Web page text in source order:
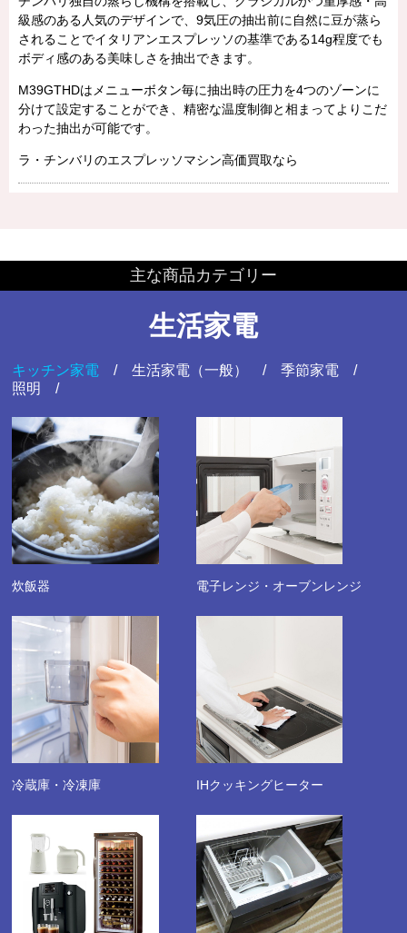
級感のある人気のデザインで、9気圧の抽出前に自然に豆が蒸ら
されることでイタリアンエスプレッソの基準である14g程度でも
ボディ感のある美味しさを抽出できます。
M39GTHDはメニューボタン毎に抽出時の圧力を4つのゾーンに
分けて設定することができ、精密な温度制御と相まってよりこだ
わった抽出が可能です。
ラ・チンバリのエスプレッソマシン高価買取なら
主な商品カテゴリー
生活家電
キッチン家電 生活家電（一般）
季節家電
照明
炊飯器 電子レンジ・オーブンレンジ
冷蔵庫・冷凍庫 IHクッキングヒーター